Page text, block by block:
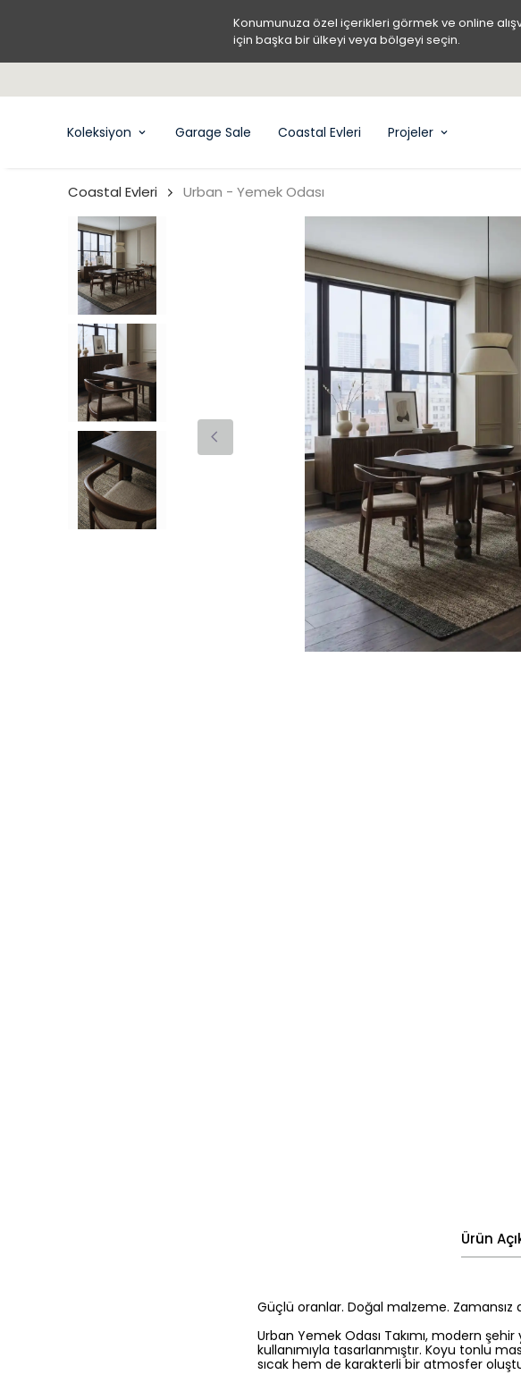
Konumunuza özel içerikleri görmek ve online
için başka bir ülkeyi veya bölgeyi seçin.
Koleksiyon Garage Sale Coastal Evleri Projeler
Coastal Evleri Urban - Yemek Odası
Ürün
Güçlü oranlar. Doğal malzeme. Zamansız
Urban Yemek Odası Takımı, modern
kullanımıyla tasarlanmıştır. Koyu tonlu
sıcak hem de karakterli bir atmosfer